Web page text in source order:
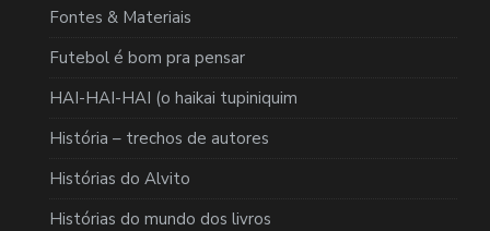
Fontes & Materiais
Futebol é bom pra pensar
HAI-HAI-HAI (o haikai tupiniquim
História – trechos de autores
Histórias do Alvito
Histórias do mundo dos livros